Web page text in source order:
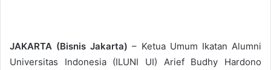
JAKARTA (Bisnis Jakarta) – Ketua Umum Ikatan Alumni
Universitas Indonesia (ILUNI UI) Arief Budhy Hardono